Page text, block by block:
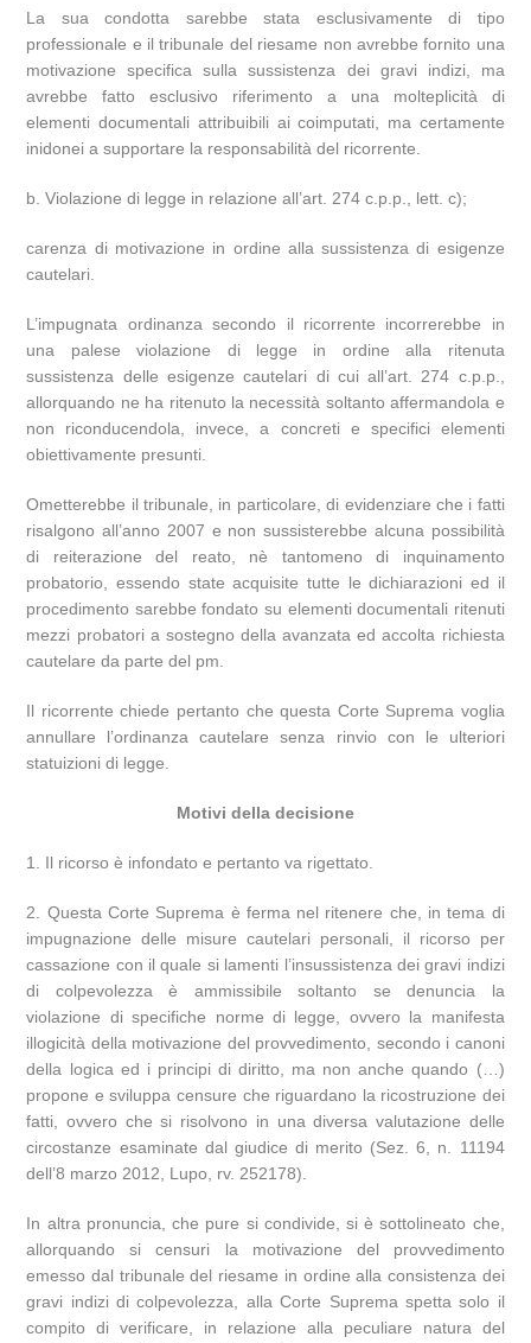
La sua condotta sarebbe stata esclusivamente di tipo
professionale e il tribunale del riesame non avrebbe fornito una
motivazione specifica sulla sussistenza dei gravi indizi, ma
avrebbe fatto esclusivo riferimento a una molteplicità di
elementi documentali attribuibili ai coimputati, ma certamente
inidonei a supportare la responsabilità del ricorrente.
b. Violazione di legge in relazione all’art. 274 c.p.p., lett. c);
carenza di motivazione in ordine alla sussistenza di esigenze
cautelari.
L’impugnata ordinanza secondo il ricorrente incorrerebbe in
una palese violazione di legge in ordine alla ritenuta
sussistenza delle esigenze cautelari di cui all’art. 274 c.p.p.,
allorquando ne ha ritenuto la necessità soltanto affermandola e
non riconducendola, invece, a concreti e specifici elementi
obiettivamente presunti.
Ometterebbe il tribunale, in particolare, di evidenziare che i fatti
risalgono all’anno 2007 e non sussisterebbe alcuna possibilità
di reiterazione del reato, nè tantomeno di inquinamento
probatorio, essendo state acquisite tutte le dichiarazioni ed il
procedimento sarebbe fondato su elementi documentali ritenuti
mezzi probatori a sostegno della avanzata ed accolta richiesta
cautelare da parte del pm.
Il ricorrente chiede pertanto che questa Corte Suprema voglia
annullare l’ordinanza cautelare senza rinvio con le ulteriori
statuizioni di legge.
Motivi della decisione
1. Il ricorso è infondato e pertanto va rigettato.
2. Questa Corte Suprema è ferma nel ritenere che, in tema di
impugnazione delle misure cautelari personali, il ricorso per
cassazione con il quale si lamenti l’insussistenza dei gravi indizi
di colpevolezza è ammissibile soltanto se denuncia la
violazione di specifiche norme di legge, ovvero la manifesta
illogicità della motivazione del provvedimento, secondo i canoni
della logica ed i principi di diritto, ma non anche quando (…)
propone e sviluppa censure che riguardano la ricostruzione dei
fatti, ovvero che si risolvono in una diversa valutazione delle
circostanze esaminate dal giudice di merito (Sez. 6, n. 11194
dell’8 marzo 2012, Lupo, rv. 252178).
In altra pronuncia, che pure si condivide, si è sottolineato che,
allorquando si censuri la motivazione del provvedimento
emesso dal tribunale del riesame in ordine alla consistenza dei
gravi indizi di colpevolezza, alla Corte Suprema spetta solo il
compito di verificare, in relazione alla peculiare natura del